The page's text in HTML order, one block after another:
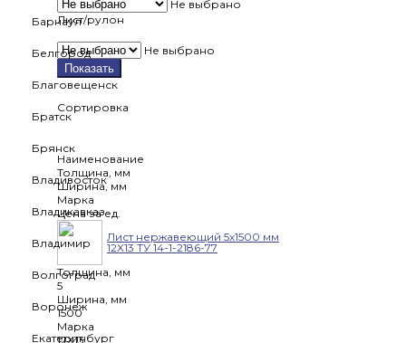
Барнаул
Белгород
Благовещенск
Братск
Брянск
Владивосток
Владикавказ
Владимир
Волгоград
Воронеж
Екатеринбург
Не выбрано
Лист/рулон
Не выбрано
Показать
Сортировка
Наименование
Толщина, мм
Ширина, мм
Марка
Цена за ед.
Лист нержавеющий 5х1500 мм
12Х13 ТУ 14-1-2186-77
Толщина, мм
5
Ширина, мм
1500
Марка
12Х13